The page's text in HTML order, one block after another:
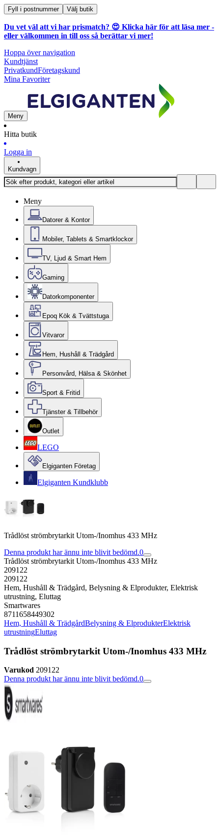
Fyll i postnummer Välj butik
Du vet väl att vi har prismatch? 😍 Klicka här för att läsa mer -
eller välkommen in till oss så berättar vi mer!
Hoppa över navigation
Kundtjänst
PrivatkundFöretagskund
Mina Favoriter
Meny
Hitta butik
Logga in
Kundvagn
Meny
Datorer & Kontor
Mobiler, Tablets & Smartklockor
TV, Ljud & Smart Hem
Gaming
Datorkomponenter
Epoq Kök & Tvättstuga
Vitvaror
Hem, Hushåll & Trädgård
Personvård, Hälsa & Skönhet
Sport & Fritid
Tjänster & Tillbehör
Outlet
LEGO
Elgiganten Företag
Elgiganten Kundklubb
Trådlöst strömbrytarkit Utom-/Inomhus 433 MHz
Denna produkt har ännu inte blivit bedömd.0
Trådlöst strömbrytarkit Utom-/Inomhus 433 MHz
209122
209122
Hem, Hushåll & Trädgård, Belysning & Elprodukter, Elektrisk
utrustning, Eluttag
Smartwares
8711658449302
Hem, Hushåll & TrädgårdBelysning & ElprodukterElektrisk
utrustningEluttag
Trådlöst strömbrytarkit Utom-/Inomhus 433 MHz
Varukod 209122
Denna produkt har ännu inte blivit bedömd.0